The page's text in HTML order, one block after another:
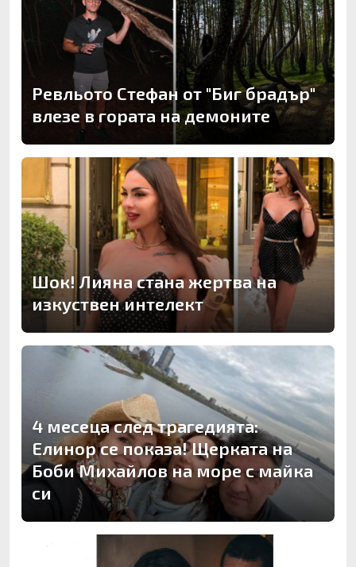
Ревльото Стефан от "Биг брадър"
влезе в гората на демоните
Шок! Лияна стана жертва на
изкуствен интелект
4 месеца след трагедията:
Елинор се показа! Щерката на
Боби Михайлов на море с майка
си